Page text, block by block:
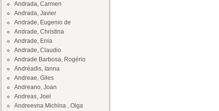
Andrada, Carmen
Andrada, Javier
Andrade, Eugenio de
Andrade, Christina
Andrade, Enia
Andrade, Claudio
Andrade Barbosa, Rogério
Andréadis, Ianna
Andreae, Giles
Andreano, Joan
Andreas, Joel
Andreevna Michina , Olga